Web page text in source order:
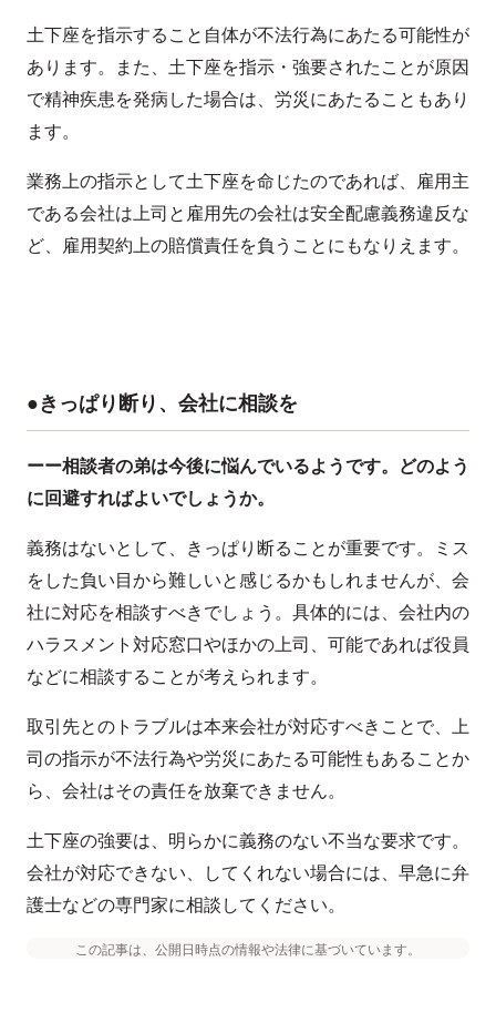
土下座を指示すること自体が不法行為にあたる可能性が
あります。また、土下座を指示・強要されたことが原因
で精神疾患を発病した場合は、労災にあたることもあり
ます。
業務上の指示として土下座を命じたのであれば、雇用主
である会社は上司と雇用先の会社は安全配慮義務違反な
ど、雇用契約上の賠償責任を負うことにもなりえます。
●きっぱり断り、会社に相談を
ーー相談者の弟は今後に悩んでいるようです。どのよう
に回避すればよいでしょうか。
義務はないとして、きっぱり断ることが重要です。ミス
をした負い目から難しいと感じるかもしれませんが、会
社に対応を相談すべきでしょう。具体的には、会社内の
ハラスメント対応窓口やほかの上司、可能であれば役員
などに相談することが考えられます。
取引先とのトラブルは本来会社が対応すべきことで、上
司の指示が不法行為や労災にあたる可能性もあることか
ら、会社はその責任を放棄できません。
土下座の強要は、明らかに義務のない不当な要求です。
会社が対応できない、してくれない場合には、早急に弁
護士などの専門家に相談してください。
この記事は、公開日時点の情報や法律に基づいています。